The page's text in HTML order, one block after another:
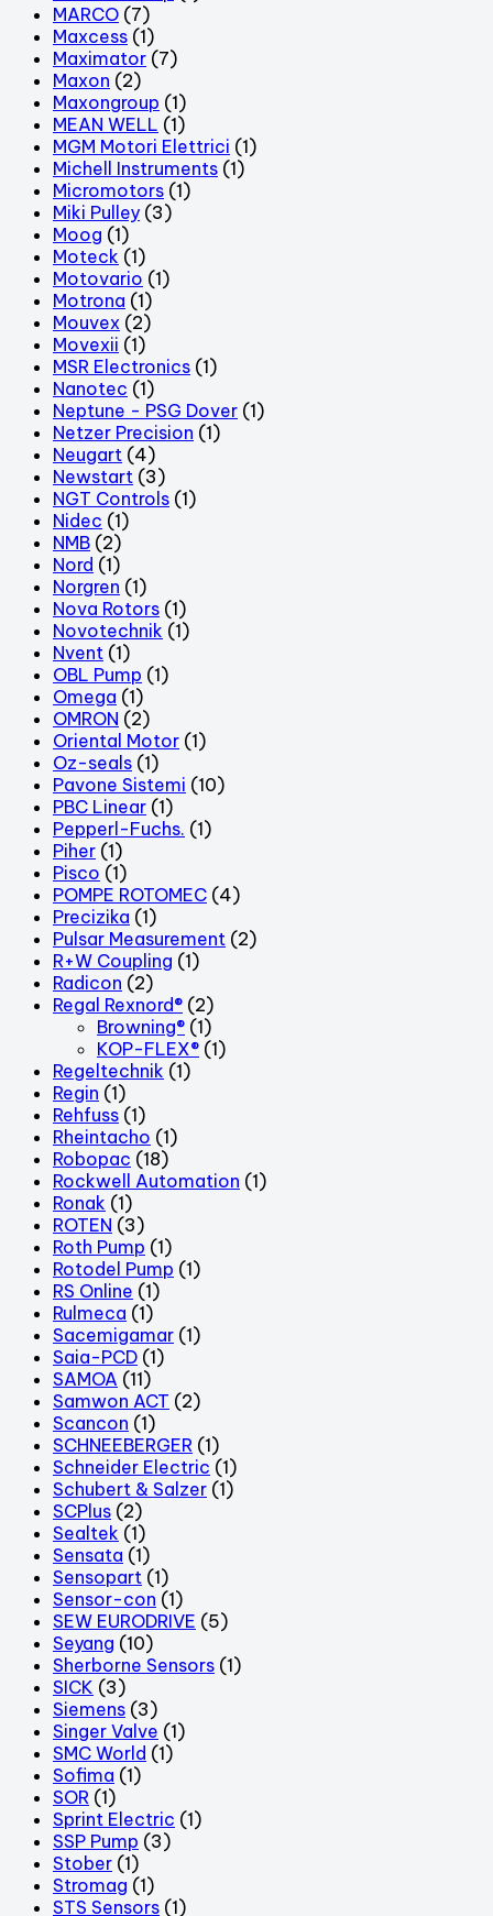
MARCO (7)
Maxcess (1)
Maximator (7)
Maxon (2)
Maxongroup (1)
MEAN WELL (1)
MGM Motori Elettrici (1)
Michell Instruments (1)
Micromotors (1)
Miki Pulley (3)
Moog (1)
Moteck (1)
Motovario (1)
Motrona (1)
Mouvex (2)
Movexii (1)
MSR Electronics (1)
Nanotec (1)
Neptune - PSG Dover (1)
Netzer Precision (1)
Neugart (4)
Newstart (3)
NGT Controls (1)
Nidec (1)
NMB (2)
Nord (1)
Norgren (1)
Nova Rotors (1)
Novotechnik (1)
Nvent (1)
OBL Pump (1)
Omega (1)
OMRON (2)
Oriental Motor (1)
Oz-seals (1)
Pavone Sistemi (10)
PBC Linear (1)
Pepperl-Fuchs. (1)
Piher (1)
Pisco (1)
POMPE ROTOMEC (4)
Precizika (1)
Pulsar Measurement (2)
R+W Coupling (1)
Radicon (2)
Regal Rexnord® (2)
Browning® (1)
KOP-FLEX® (1)
Regeltechnik (1)
Regin (1)
Rehfuss (1)
Rheintacho (1)
Robopac (18)
Rockwell Automation (1)
Ronak (1)
ROTEN (3)
Roth Pump (1)
Rotodel Pump (1)
RS Online (1)
Rulmeca (1)
Sacemigamar (1)
Saia-PCD (1)
SAMOA (11)
Samwon ACT (2)
Scancon (1)
SCHNEEBERGER (1)
Schneider Electric (1)
Schubert & Salzer (1)
SCPlus (2)
Sealtek (1)
Sensata (1)
Sensopart (1)
Sensor-con (1)
SEW EURODRIVE (5)
Seyang (10)
Sherborne Sensors (1)
SICK (3)
Siemens (3)
Singer Valve (1)
SMC World (1)
Sofima (1)
SOR (1)
Sprint Electric (1)
SSP Pump (3)
Stober (1)
Stromag (1)
STS Sensors (1)